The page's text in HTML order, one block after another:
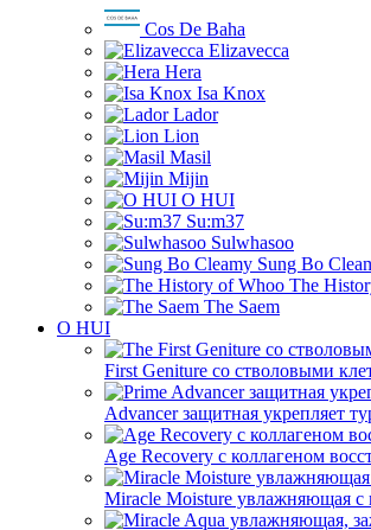
Cos De Baha
Elizavecca
Hera
Isa Knox
Lador
Lion
Masil
Mijin
O HUI
Su:m37
Sulwhasoo
Sung Bo
The
The Saem
O HUI
First Geniture со стволовыми
Advancer защитная укрепляет
Age Recovery с коллагеном
Miracle Moisture увлажняющая с